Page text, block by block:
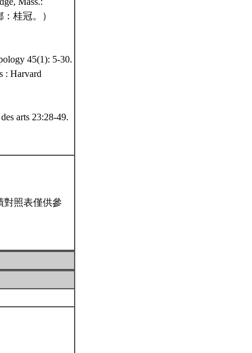
桂冠。）
45(1): 5-30.
: Harvard
arts 23:28-49.
對照表僅供參